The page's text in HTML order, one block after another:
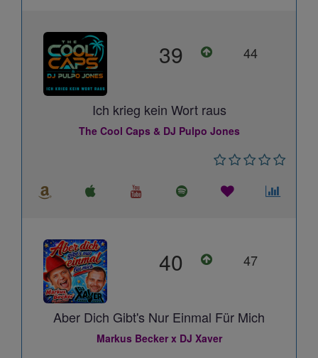
39 44
Ich krieg kein Wort raus
The Cool Caps & DJ Pulpo Jones
40 47
Aber Dich Gibt's Nur Einmal Für Mich
Markus Becker x DJ Xaver